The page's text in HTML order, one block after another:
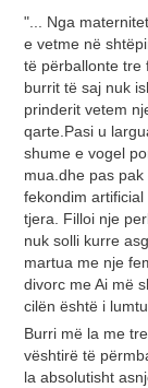
"... Nga
e vetme në
të përballonte tre
burrit të saj nuk
prinderit vetem
qarte.Pasi u
shume e vogel
mua.dhe pas
fekondim
tjera. Filloi nje
nuk solli kurre
martua me nje
divorc me Ai më
cilën është i
Burri më la me
vështirë të
la absolutisht